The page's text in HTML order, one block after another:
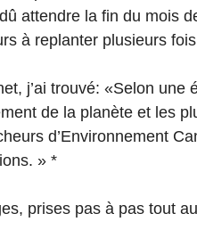
attendre la fin du mois
à replanter plusieurs
j’ai trouvé: «Selon
de la planète et les
d’Environnement
» *
prises pas à pas tout